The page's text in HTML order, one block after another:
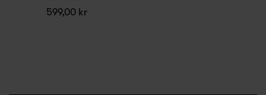
599,00 kr